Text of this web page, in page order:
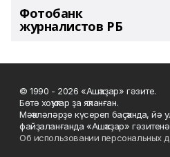
Фотобанк
журналистов РБ
© 1990 - 2026 «Ашҡаҙар» гәзите.
Бөтә хоҡуҡтар ҙа яҡланған.
Мәҡәләләрҙе күсереп баҫҡанда, йә
файҙаланғанда «Ашҡаҙар»
Об использовании персональных